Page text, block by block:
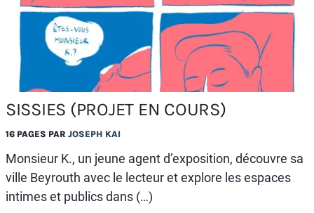
SISSIES (PROJET EN COURS)
16 PAGES PAR JOSEPH KAI
Monsieur K., un jeune agent d’exposition, découvre sa
ville Beyrouth avec le lecteur et explore les espaces
intimes et publics dans (…)